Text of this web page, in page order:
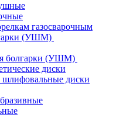
газосварочным
(УШМ)
болгарки (УШМ)
диски
диски